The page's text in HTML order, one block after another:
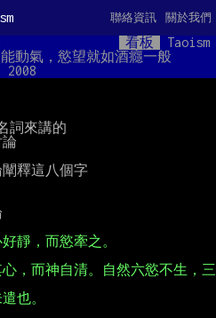
關於我們
聯絡資訊
看板
Taoism
動氣，慾望就如酒癮一般
2008
詞來講的
釋這八個字
，而神自清。自然六慾不生，三